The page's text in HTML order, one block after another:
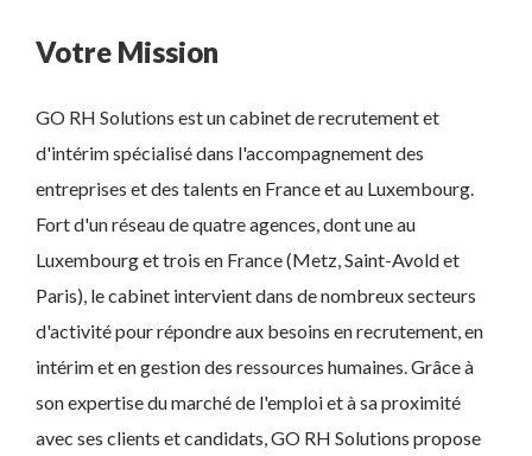
Votre Mission
GO RH Solutions est un cabinet de recrutement et
d'intérim spécialisé dans l'accompagnement des
entreprises et des talents en France et au Luxembourg.
Fort d'un réseau de quatre agences, dont une au
Luxembourg et trois en France (Metz, Saint-Avold et
Paris), le cabinet intervient dans de nombreux secteurs
d'activité pour répondre aux besoins en recrutement, en
intérim et en gestion des ressources humaines. Grâce à
son expertise du marché de l'emploi et à sa proximité
avec ses clients et candidats, GO RH Solutions propose